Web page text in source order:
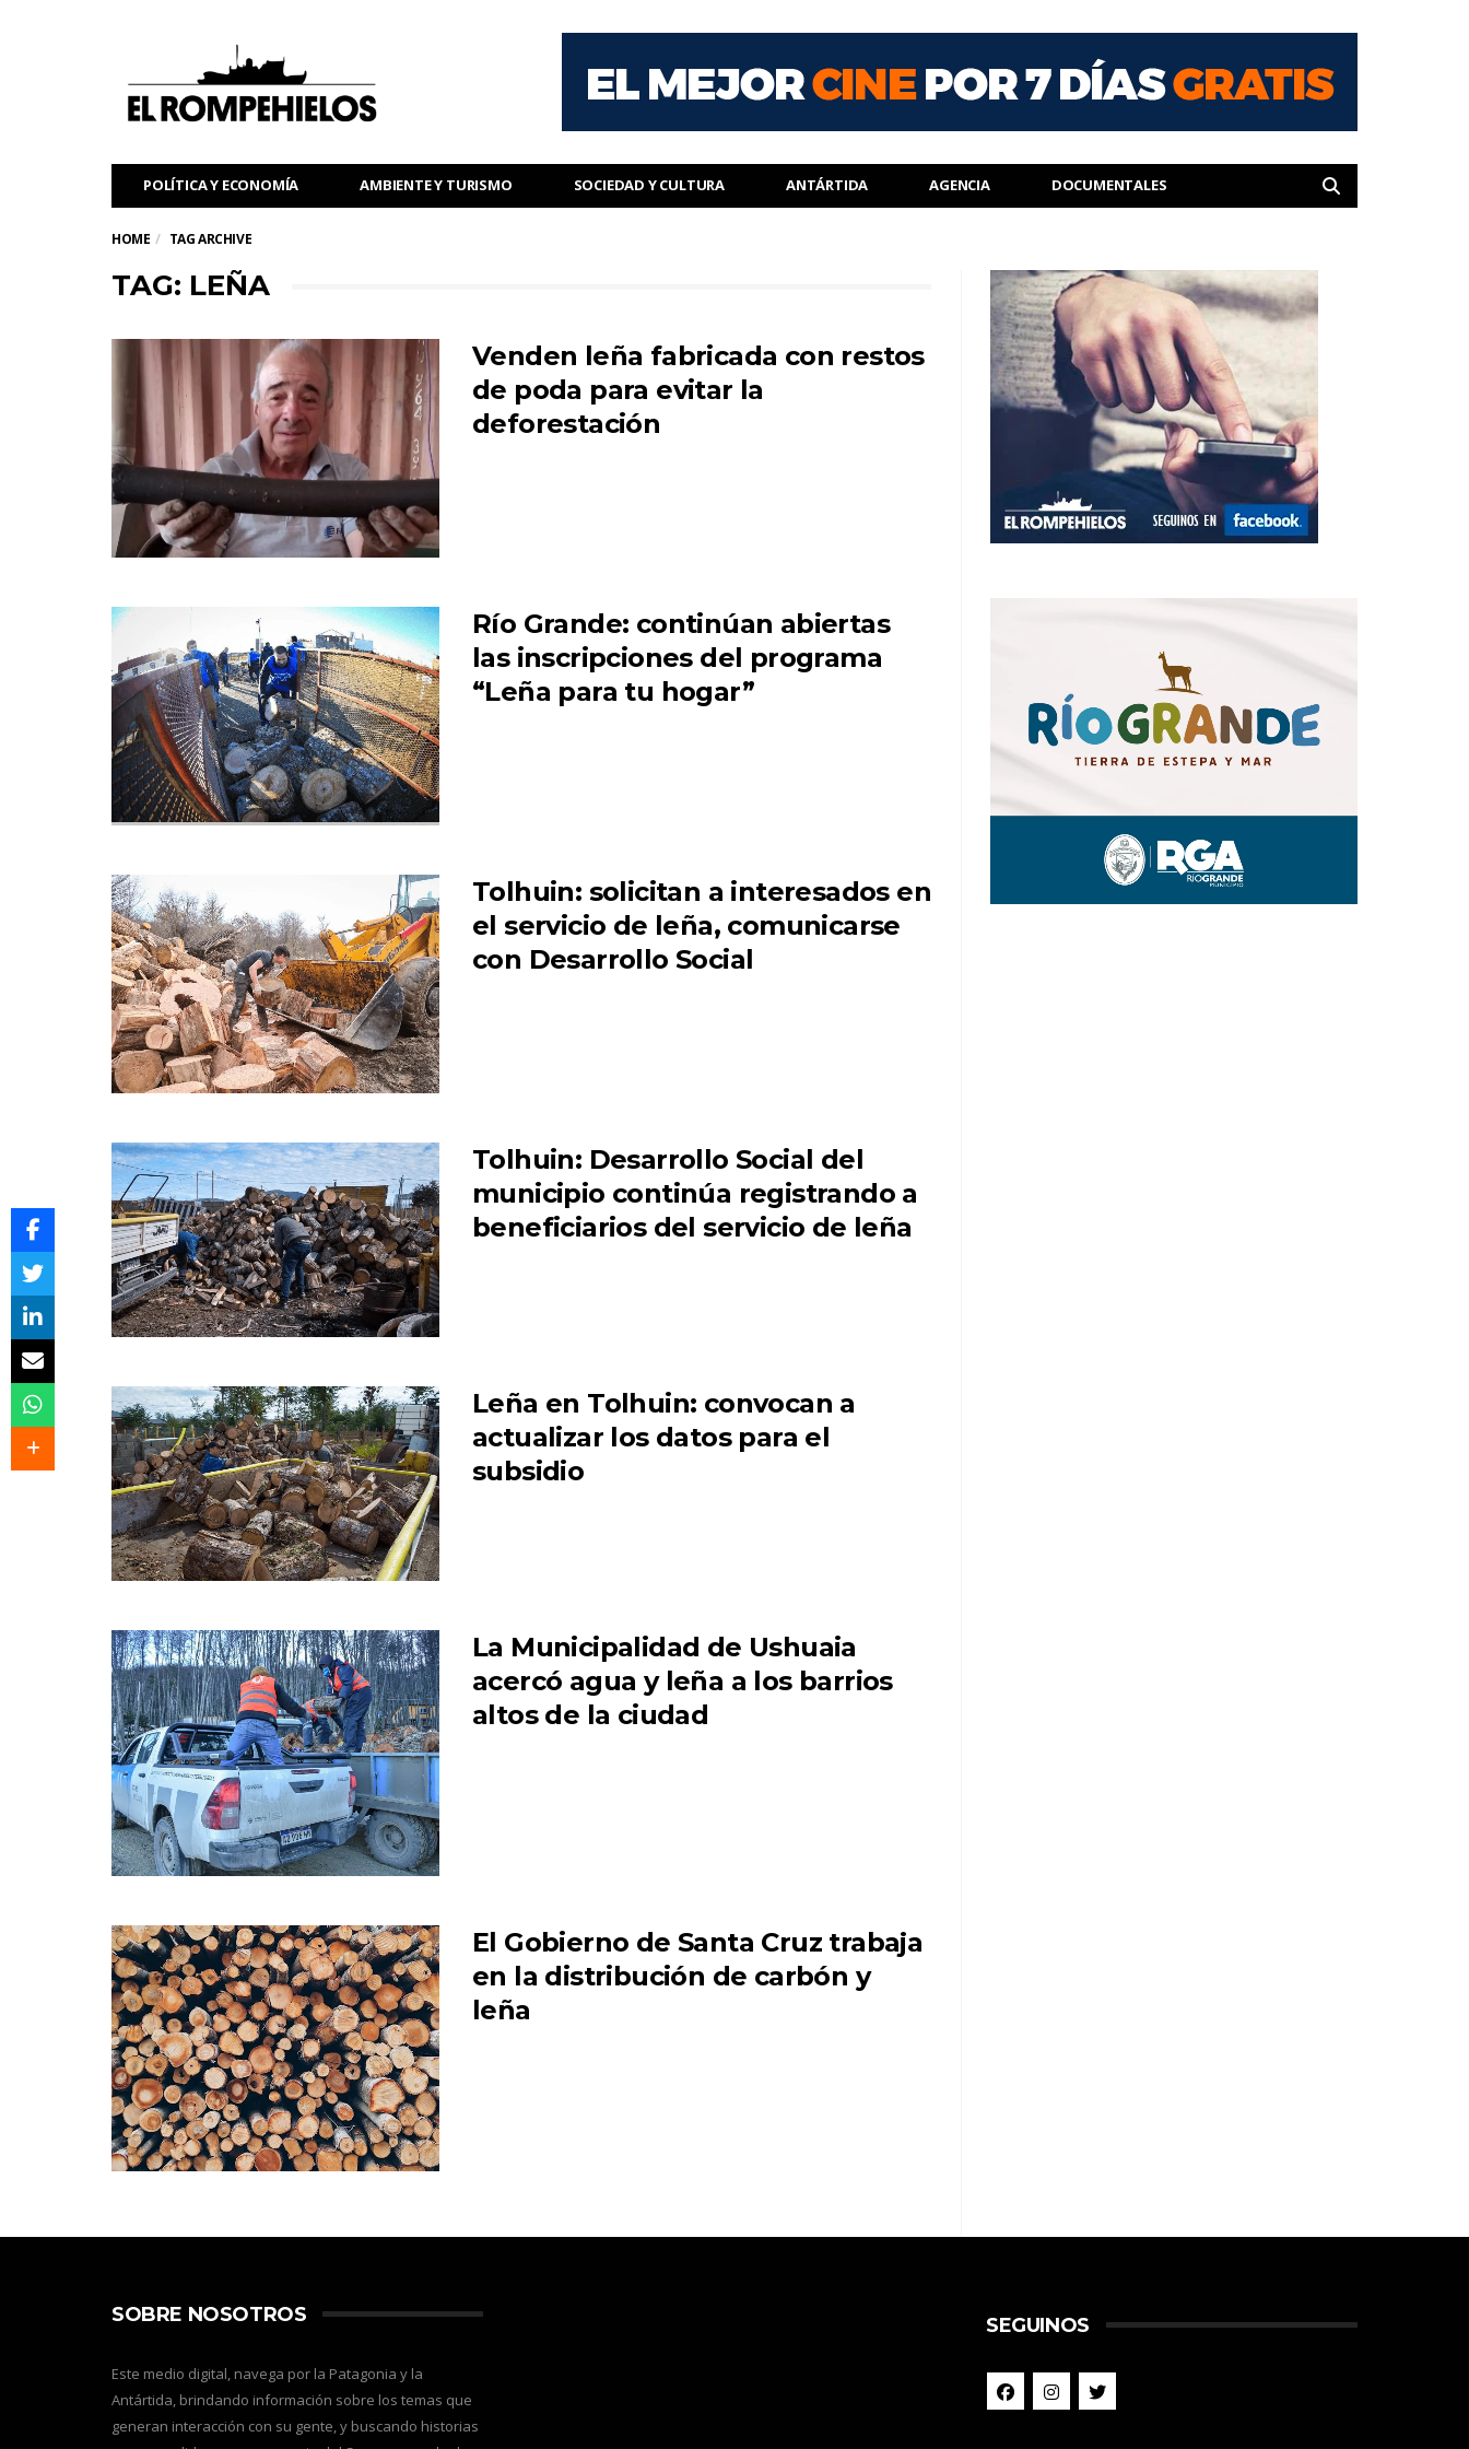
POLÍTICA Y ECONOMÍA AMBIENTE Y TURISMO SOCIEDAD Y CULTURA ANTÁRTIDA AGENCIA DOCUMENTALES
HOME TAG ARCHIVE
TAG: LEÑA
Venden leña fabricada con restos
de poda para evitar la
deforestación
Río Grande: continúan abiertas
las inscripciones del programa
“Leña para tu hogar”
Tolhuin: solicitan a interesados en
el servicio de leña, comunicarse
con Desarrollo Social
Tolhuin: Desarrollo Social del
municipio continúa registrando a
beneficiarios del servicio de leña
Leña en Tolhuin: convocan a
actualizar los datos para el
subsidio
La Municipalidad de Ushuaia
acercó agua y leña a los barrios
altos de la ciudad
El Gobierno de Santa Cruz trabaja
en la distribución de carbón y
leña
SOBRE NOSOTROS
Este medio digital, navega por la Patagonia y la
Antártida, brindando información sobre los temas que
generan interacción con su gente, y buscando historias
SEGUINOS